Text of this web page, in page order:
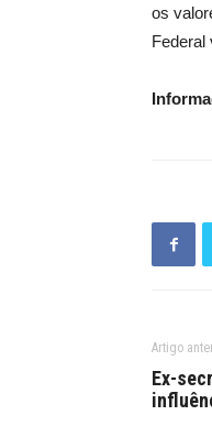
os
Federal
Artigo
Ex-